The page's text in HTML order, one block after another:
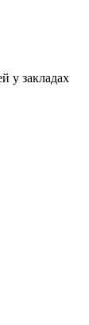
у закладах